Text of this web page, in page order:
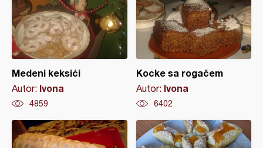
Medeni keksići
Autor: Ivona
4859
Kocke sa rogačem
Autor: Ivona
6402